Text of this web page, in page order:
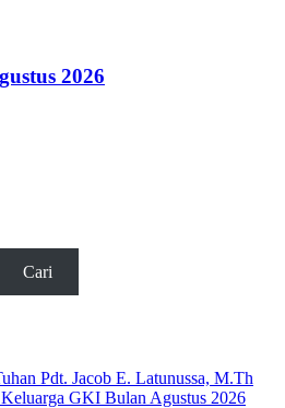
2026
Cari
Pdt. Jacob E. Latunussa, M.Th
GKI Bulan Agustus 2026